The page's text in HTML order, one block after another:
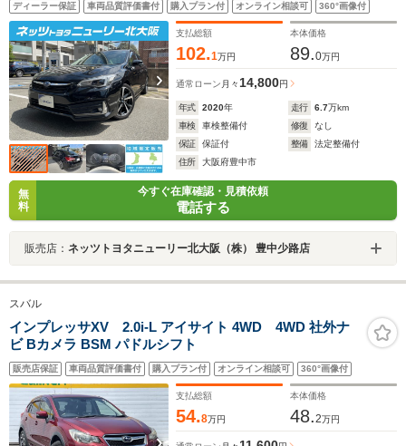
ディーラー保証 車両品質評価書付 購入プラン付 オンライン相談可 360°画像付
支払総額
102.1万円
本体価格
89.0万円
通常ローン 月々14,800円
年式 2020年 走行 6.7万km
車検
車検整備付 修復
なし
保証
保証付 整備
法定整備付
住所
大阪府豊中市
無
料
今すぐ在庫確認・見積依頼
電話する
販売店： ネッツトヨタニューリー北大阪（株） 豊中少路店
スバル
インプレッサXV 2.0i-L アイサイト 4WD 4WD 社外ナ
ビ Bカメラ BSM パドルシフト
販売店保証 車両品質評価書付 購入プラン付 オンライン相談可 360°画像付
支払総額
54.8万円
本体価格
48.2万円